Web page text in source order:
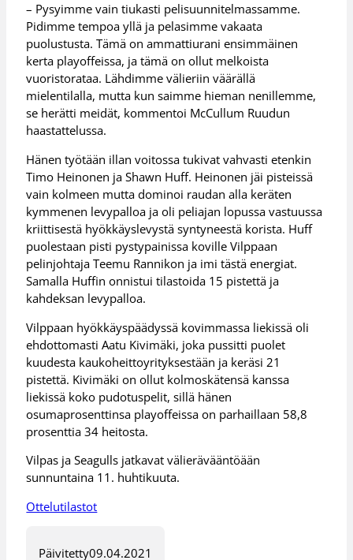
– Pysyimme vain tiukasti pelisuunnitelmassamme.
Pidimme tempoa yllä ja pelasimme vakaata
puolustusta. Tämä on ammattiurani ensimmäinen
kerta playoffeissa, ja tämä on ollut melkoista
vuoristorataa. Lähdimme välieriin väärällä
mielentilalla, mutta kun saimme hieman nenillemme,
se herätti meidät, kommentoi McCullum Ruudun
haastattelussa.
Hänen työtään illan voitossa tukivat vahvasti etenkin
Timo Heinonen ja Shawn Huff. Heinonen jäi pisteissä
vain kolmeen mutta dominoi raudan alla keräten
kymmenen levypalloa ja oli peliajan lopussa vastuussa
kriittisestä hyökkäyslevystä syntyneestä korista. Huff
puolestaan pisti pystypainissa koville Vilppaan
pelinjohtaja Teemu Rannikon ja imi tästä energiat.
Samalla Huffin onnistui tilastoida 15 pistettä ja
kahdeksan levypalloa.
Vilppaan hyökkäyspäädyssä kovimmassa liekissä oli
ehdottomasti Aatu Kivimäki, joka pussitti puolet
kuudesta kaukoheittoyrityksestään ja keräsi 21
pistettä. Kivimäki on ollut kolmoskätensä kanssa
liekissä koko pudotuspelit, sillä hänen
osumaprosenttinsa playoffeissa on parhaillaan 58,8
prosenttia 34 heitosta.
Vilpas ja Seagulls jatkavat välierävääntöään
sunnuntaina 11. huhtikuuta.
Ottelutilastot
Päivitetty09.04.2021